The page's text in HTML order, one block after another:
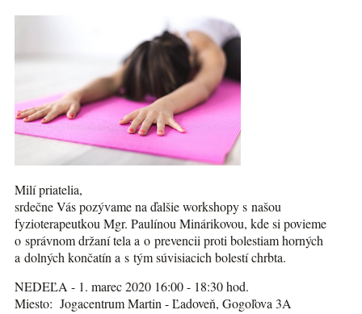
Milí priatelia,
srdečne Vás pozývame na ďalšie workshopy s našou
fyzioterapeutkou Mgr. Paulínou Minárikovou, kde si povieme
o správnom držaní tela a o prevencii proti bolestiam horných
a dolných končatín a s tým súvisiacich bolestí chrbta.
NEDEĽA - 1. marec 2020 16:00 - 18:30 hod.
Miesto: Jogacentrum Martin - Ľadoveň, Gogoľova 3A